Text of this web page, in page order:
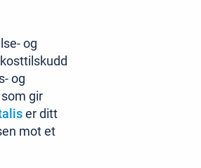
og
og
gir
er ditt
mot et